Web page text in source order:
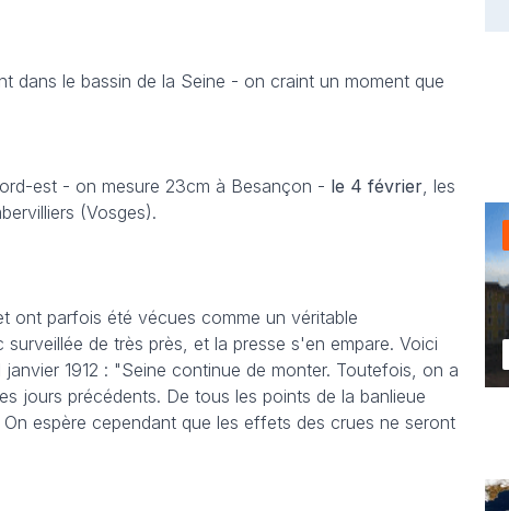
dans le bassin de la Seine - on craint un moment que
est - on mesure 23cm à Besançon - le 4 février, les
(Vosges).
ont parfois été vécues comme un véritable
de très près, et la presse s'en empare. Voici
1912 : "Seine continue de monter. Toutefois, on a
jours précédents. De tous les points de la banlieue
espère cependant que les effets des crues ne seront